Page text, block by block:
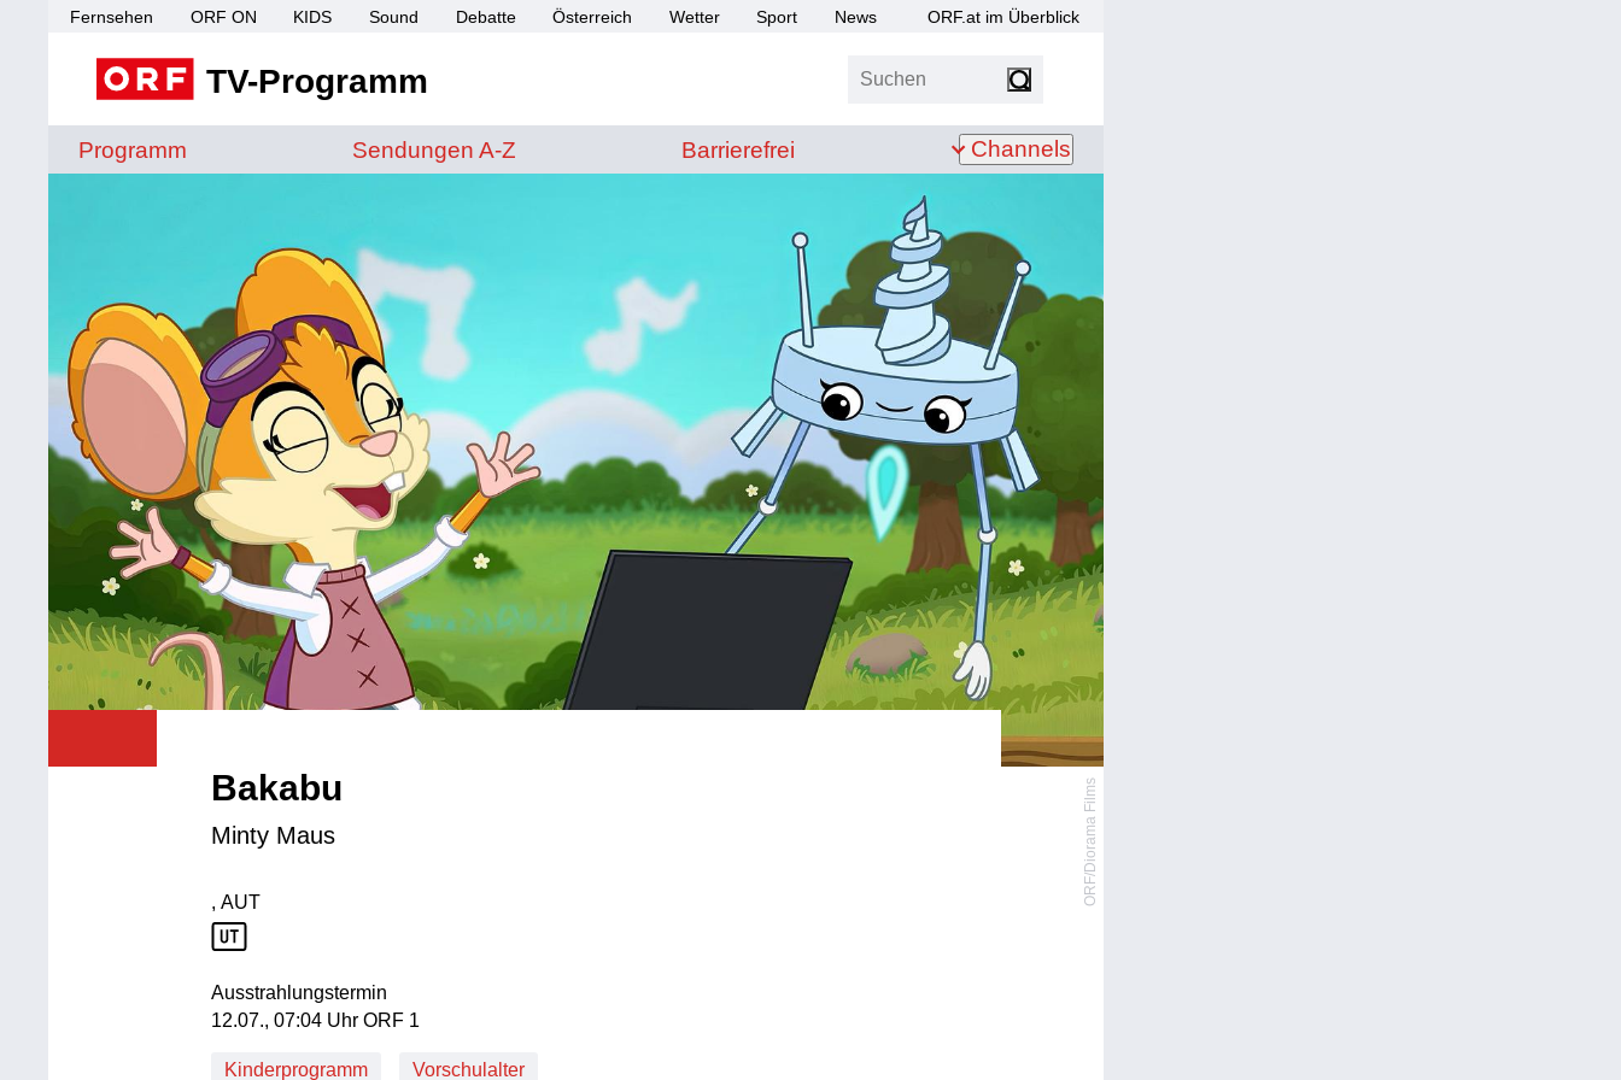
Fernsehen ORF ON KIDS Sound Debatte Österreich Wetter Sport News ORF.at im Überblick
TV-Programm Suchen
Programm Sendungen von A bis Z
Sendungen A-Z Barrierefrei
Barrierefrei Channels
ORF/Diorama Films
Bakabu
Minty Maus
Produktionsland: AUT
, AUT
Ausstrahlungstermin
12. Juli, 07:04 Uhr in ORF 1
12.07., 07:04 Uhr ORF 1
Kinderprogramm Vorschulalter